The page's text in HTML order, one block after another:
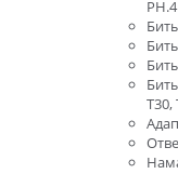
PH.4
T30,